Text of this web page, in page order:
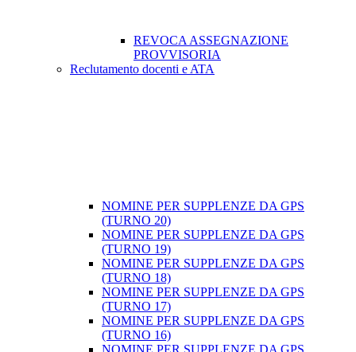
REVOCA ASSEGNAZIONE
PROVVISORIA
Reclutamento docenti e ATA
NOMINE PER SUPPLENZE DA GPS
(TURNO 20)
NOMINE PER SUPPLENZE DA GPS
(TURNO 19)
NOMINE PER SUPPLENZE DA GPS
(TURNO 18)
NOMINE PER SUPPLENZE DA GPS
(TURNO 17)
NOMINE PER SUPPLENZE DA GPS
(TURNO 16)